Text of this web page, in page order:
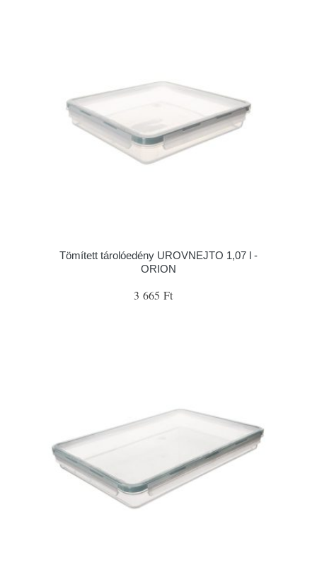
Tömített tárolóedény UROVNEJTO 1,07 l -
ORION
3 665 Ft